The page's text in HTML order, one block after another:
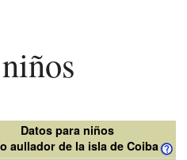
Datos para niños
aullador de la isla de Coiba